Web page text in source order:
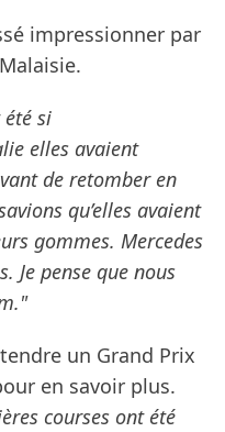
impressionner par
été si
elles avaient
de retomber en
qu’elles avaient
gommes. Mercedes
Je pense que nous
un Grand Prix
en savoir plus.
courses ont été